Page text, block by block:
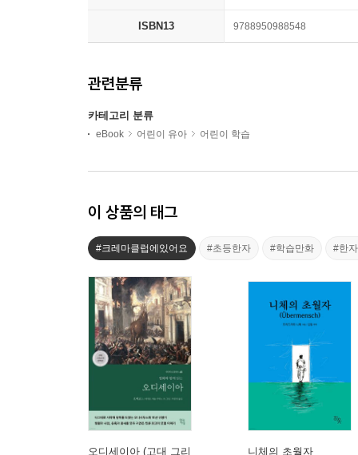
ISBN13 9788950988548
관련분류
카테고리 분류
eBook 어린이 유아 어린이 학습
이 상품의 태그
#크레마클럽에있어요 #초등한자 #학습만화 #한
오디세이아 (고대 그리 니체의 초월자